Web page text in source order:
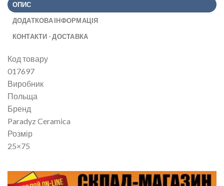
ОПИС
ДОДАТКОВА ІНФОРМАЦІЯ
КОНТАКТИ - ДОСТАВКА
Код товару
017697
Виробник
Польща
Бренд
Paradyz Ceramica
Розмір
25×75